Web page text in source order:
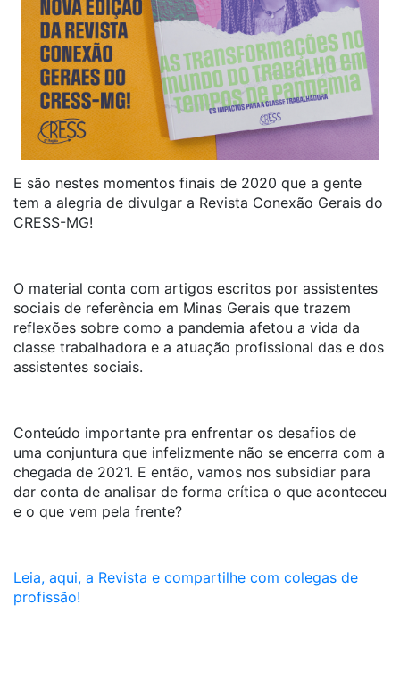
E são nestes momentos finais de 2020 que a gente
tem a alegria de divulgar a Revista Conexão Gerais do
CRESS-MG!
O material conta com artigos escritos por assistentes
sociais de referência em Minas Gerais que trazem
reflexões sobre como a pandemia afetou a vida da
classe trabalhadora e a atuação profissional das e dos
assistentes sociais.
Conteúdo importante pra enfrentar os desafios de
uma conjuntura que infelizmente não se encerra com a
chegada de 2021. E então, vamos nos subsidiar para
dar conta de analisar de forma crítica o que aconteceu
e o que vem pela frente?
Leia, aqui, a Revista e compartilhe com colegas de
profissão!